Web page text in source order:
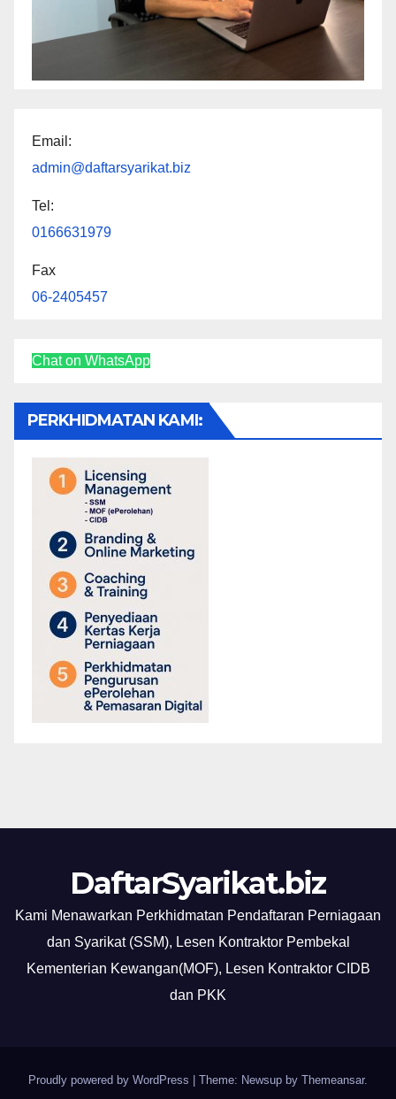
Email:
admin@daftarsyarikat.biz
Tel:
0166631979
Fax
06-2405457
Chat on WhatsApp
PERKHIDMATAN KAMI:
DaftarSyarikat.biz
Kami Menawarkan Perkhidmatan Pendaftaran Perniagaan
dan Syarikat (SSM), Lesen Kontraktor Pembekal
Kementerian Kewangan(MOF), Lesen Kontraktor CIDB
dan PKK
Proudly powered by WordPress | Theme: Newsup by Themeansar.